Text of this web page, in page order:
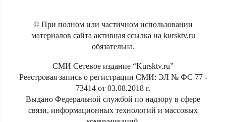
© При полном или частичном использовании
материалов сайта активная ссылка на kursktv.ru
обязательна.
СМИ Сетевое издание “Kursktv.ru”
Реестровая запись о регистрации СМИ: ЭЛ № ФС 77 -
73414 от 03.08.2018 г.
Выдано Федеральной службой по надзору в сфере
связи, информационных технологий и массовых